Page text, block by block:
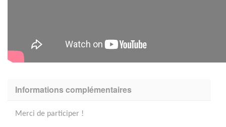
Informations complémentaires
Merci de participer !